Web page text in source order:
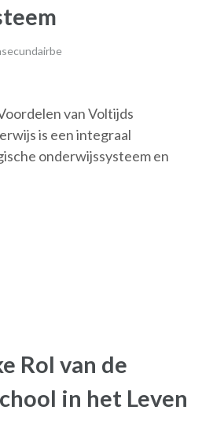
van Voltijds
is een integraal
onderwijssysteem en
Rol van de
in het Leven